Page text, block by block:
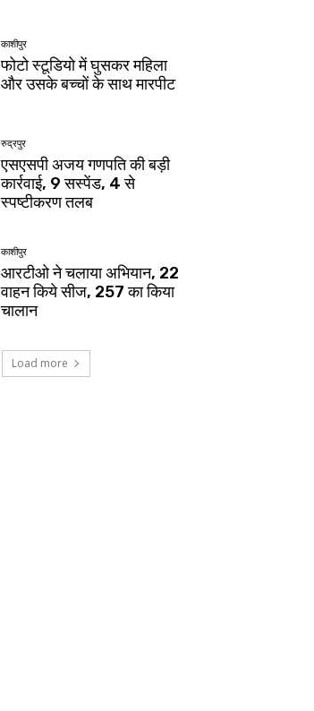
काशीपुर
फोटो स्टूडियो में घुसकर महिला
और उसके बच्चों के साथ मारपीट
रुद्रपुर
एसएसपी अजय गणपति की बड़ी
कार्रवाई, 9 सस्पेंड, 4 से
स्पष्टीकरण तलब
काशीपुर
आरटीओ ने चलाया अभियान, 22
वाहन किये सीज, 257 का किया
चालान
Load more